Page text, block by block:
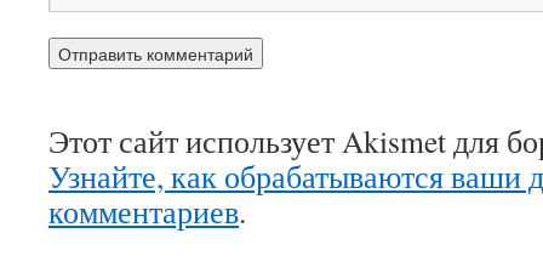
Этот сайт использует Akismet для
Узнайте, как обрабатываются ваши
комментариев.